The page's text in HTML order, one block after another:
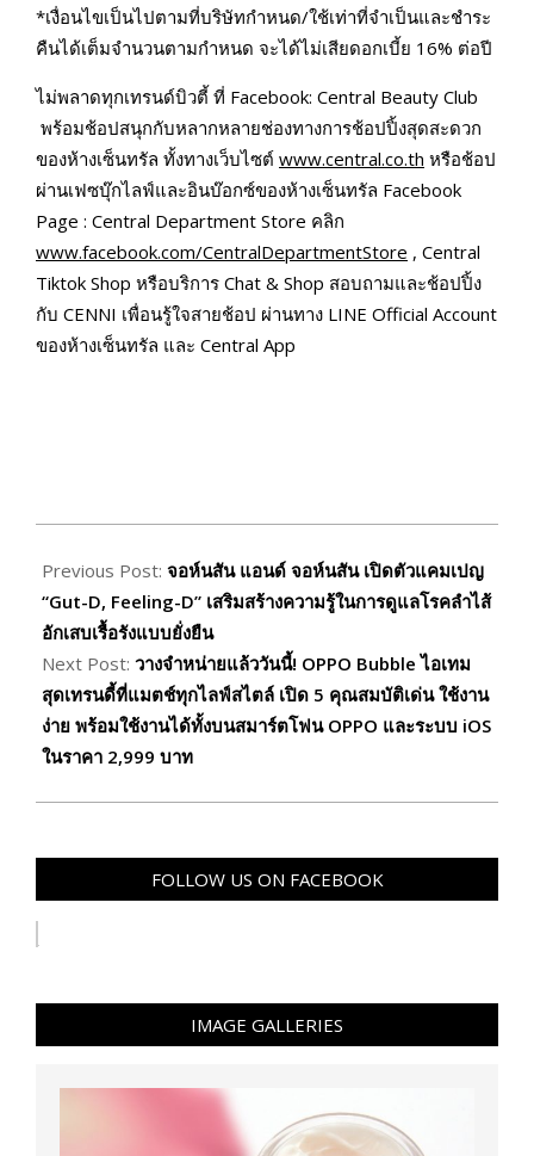
*เงื่อนไขเป็นไปตามที่บริษัทกำหนด/ใช้เท่าที่จำเป็นและชำระ
คืนได้เต็มจำนวนตามกำหนด จะได้ไม่เสียดอกเบี้ย 16% ต่อปี
ไม่พลาดทุกเทรนด์บิวตี้ ที่ Facebook: Central Beauty Club
พร้อมช้อปสนุกกับหลากหลายช่องทางการช้อปปิ้งสุดสะดวก
ของห้างเซ็นทรัล ทั้งทางเว็บไซต์ www.central.co.th หรือช้อป
ผ่านเฟซบุ๊กไลฟ์และอินบ๊อกซ์ของห้างเซ็นทรัล Facebook
Page : Central Department Store คลิก
www.facebook.com/CentralDepartmentStore , Central
Tiktok Shop หรือบริการ Chat & Shop สอบถามและช้อปปิ้ง
กับ CENNI เพื่อนรู้ใจสายช้อป ผ่านทาง LINE Official Account
ของห้างเซ็นทรัล และ Central App
07-
06
Previous Post: จอห์นสัน แอนด์ จอห์นสัน เปิดตัวแคมเปญ
“Gut-D, Feeling-D” เสริมสร้างความรู้ในการดูแลโรคลำไส้
อักเสบเรื้อรังแบบยั่งยืน
Next Post: วางจำหน่ายแล้ววันนี้! OPPO Bubble ไอเทม
สุดเทรนดี้ที่แมตช์ทุกไลฟ์สไตล์ เปิด 5 คุณสมบัติเด่น ใช้งาน
ง่าย พร้อมใช้งานได้ทั้งบนสมาร์ตโฟน OPPO และระบบ iOS
ในราคา 2,999 บาท
FOLLOW US ON FACEBOOK
IMAGE GALLERIES